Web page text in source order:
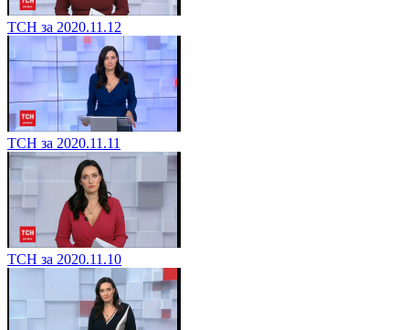
ТСН за 2020.11.12
ТСН за 2020.11.11
ТСН за 2020.11.10